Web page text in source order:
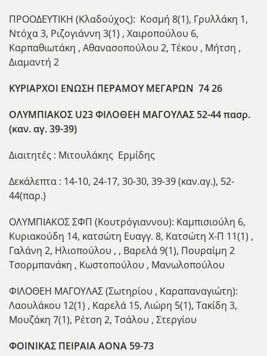
ΠΡΟΟΔΕΥΤΙΚΗ (Κλαδούχος): Κοσμή 8(1), Γρυλλάκη 1,
Ντόχα 3, Ριζογιάννη 3(1) , Χαιροπούλου 6,
Καρπαθιωτάκη , Αθανασοπούλου 2, Τέκου , Μήτση ,
Διαμαντή 2
ΚΥΡΙΑΡΧΟΙ ΕΝΩΣΗ ΠΕΡΑΜΟΥ ΜΕΓΑΡΩΝ 74 26
ΟΛΥΜΠΙΑΚΟΣ U23 ΦΙΛΟΘΕΗ ΜΑΓΟΥΛΑΣ 52-44 πασρ.
(καν. αγ. 39-39)
Διαιτητές : Μιτουλάκης Ερμίδης
Δεκάλεπτα : 14-10, 24-17, 30-30, 39-39 (καν.αγ.), 52-
44(παρ.)
ΟΛΥΜΠΙΑΚΟΣ ΣΦΠ (Κουτρόγιαννου): Καμπισιούλη 6,
Κυριακούδη 14, κατσώτη Ευαγγ. 8, Κατσώτη Χ-Π 11(1) ,
Γαλάνη 2, Ηλιοπούλου , , Βαρελά 9(1), Πουραίμη 2
Τσορμπανάκη , Κωστοπούλου , Μανωλοπούλου
ΦΙΛΟΘΕΗ ΜΑΓΟΥΛΑΣ (Σωτηρίου , Καραπαναγιώτη):
Λαουλάκου 12(1) , Καρελά 15, Λιώρη 5(1), Τακίδη 3,
Μουζάκη 7(1), Ρέτση 2, Τσάλου , Στεργίου
ΦΟΙΝΙΚΑΣ ΠΕΙΡΑΙΑ ΑΟΝΑ 59-73